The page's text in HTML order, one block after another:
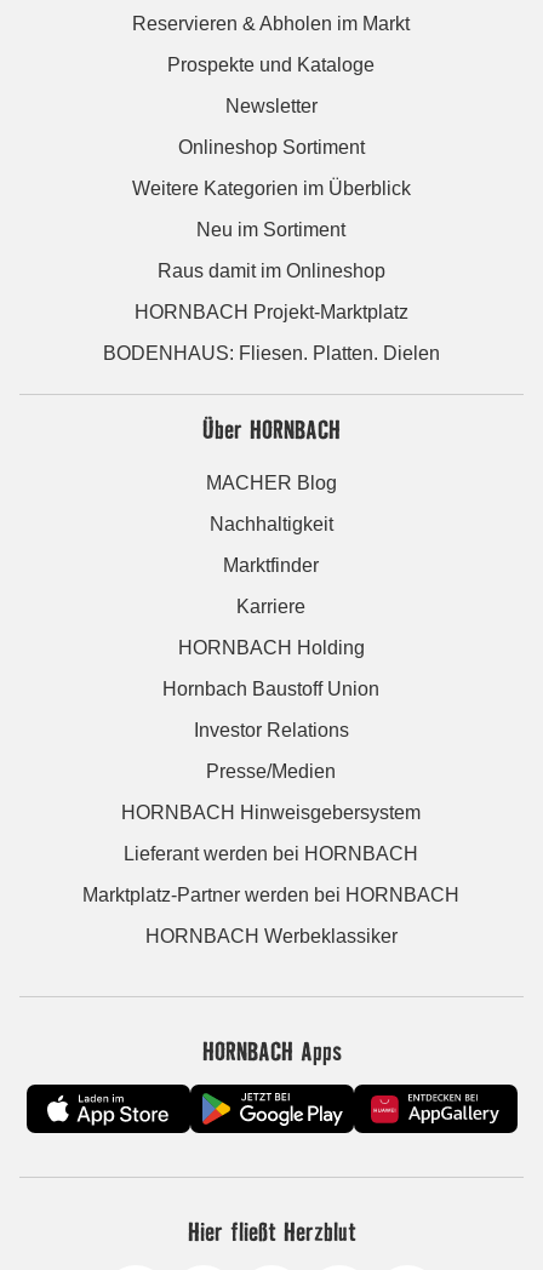
Reservieren & Abholen im Markt
Prospekte und Kataloge
Newsletter
Onlineshop Sortiment
Weitere Kategorien im Überblick
Neu im Sortiment
Raus damit im Onlineshop
HORNBACH Projekt-Marktplatz
BODENHAUS: Fliesen. Platten. Dielen
Über HORNBACH
MACHER Blog
Nachhaltigkeit
Marktfinder
Karriere
HORNBACH Holding
Hornbach Baustoff Union
Investor Relations
Presse/Medien
HORNBACH Hinweisgebersystem
Lieferant werden bei HORNBACH
Marktplatz-Partner werden bei HORNBACH
HORNBACH Werbeklassiker
HORNBACH Apps
Hier fließt Herzblut